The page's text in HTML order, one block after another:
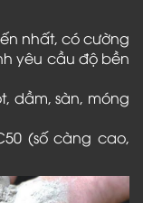
nhất, có cường
yêu cầu độ bền
dầm, sàn, móng
(số càng cao,